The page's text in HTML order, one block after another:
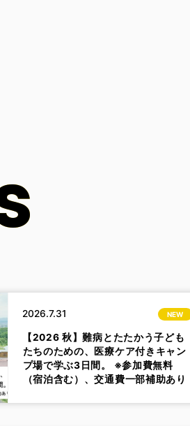
2026.7.31 NEW
【2026 秋】難病とたたかう子ども
たちのための、医療ケア付きキャン
プ場で学ぶ3日間。 ※参加費無料
（宿泊含む）、交通費一部補助あり